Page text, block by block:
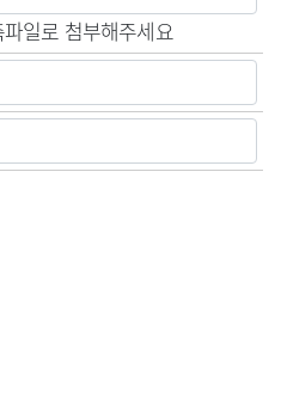
일로 첨부해주세요